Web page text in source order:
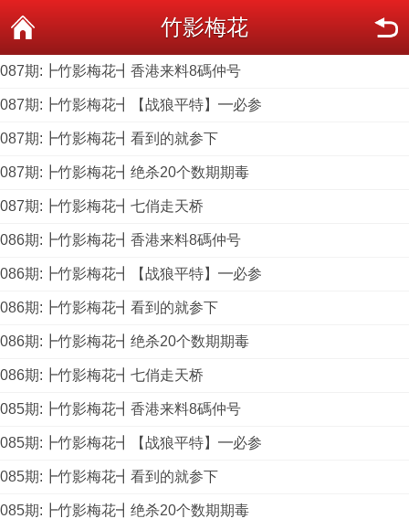
竹影梅花
087期:┣竹影梅花┫香港来料8碼仲号
087期:┣竹影梅花┫【战狼平特】━必参
087期:┣竹影梅花┫看到的就参下
087期:┣竹影梅花┫绝杀20个数期期毒
087期:┣竹影梅花┫七俏走天桥
086期:┣竹影梅花┫香港来料8碼仲号
086期:┣竹影梅花┫【战狼平特】━必参
086期:┣竹影梅花┫看到的就参下
086期:┣竹影梅花┫绝杀20个数期期毒
086期:┣竹影梅花┫七俏走天桥
085期:┣竹影梅花┫香港来料8碼仲号
085期:┣竹影梅花┫【战狼平特】━必参
085期:┣竹影梅花┫看到的就参下
085期:┣竹影梅花┫绝杀20个数期期毒